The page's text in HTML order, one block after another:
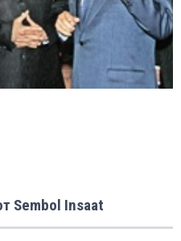
Sembol Insaat